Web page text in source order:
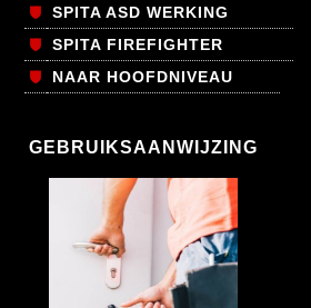
SPITA ASD WERKING
SPITA FIREFIGHTER
NAAR HOOFDNIVEAU
GEBRUIKSAANWIJZING